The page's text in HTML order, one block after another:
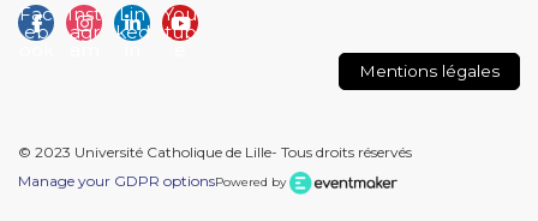
Fac
eb
Inst
agr
Lin
ked
You
tub
Mentions légales
© 2023 Université Catholique de Lille- Tous droits réservés
Manage your GDPR optionsPowered by